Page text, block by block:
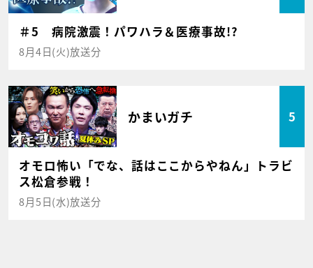
＃5 病院激震！パワハラ＆医療事故!?
8月4日(火)放送分
かまいガチ 5
オモロ怖い「でな、話はここからやねん」トラビ
ス松倉参戦！
8月5日(水)放送分